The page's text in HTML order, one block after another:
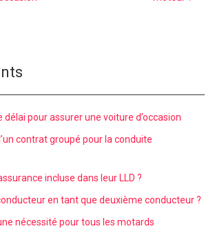
délai pour assurer une voiture d’occasion
contrat groupé pour la conduite
incluse dans leur LLD ?
en tant que deuxième conducteur ?
nécessité pour tous les motards